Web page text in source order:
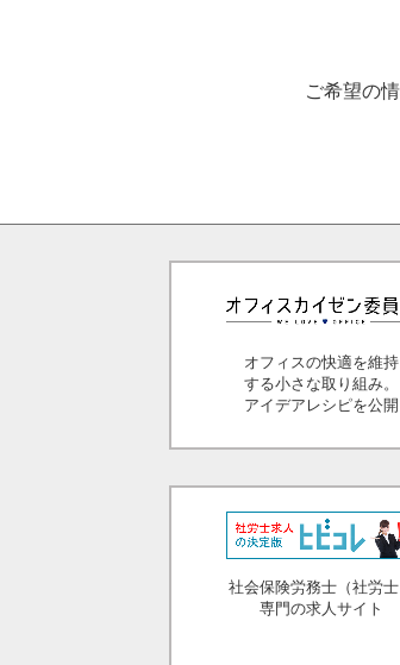
ご希望の
オフィスの快適を維持
する小さな取り組み。
アイデアレシピを公開
社会保険労務士（社労士
専門の求人サイト